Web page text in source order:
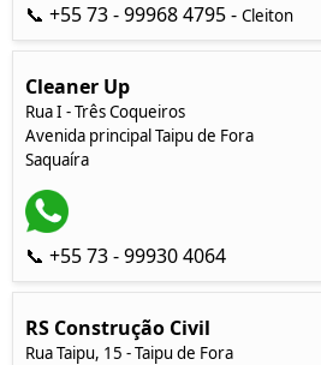
📞 +55 73 - 99968 4795 - Cleiton
Cleaner Up
Rua I - Três Coqueiros
Avenida principal Taipu de Fora
Saquaíra
📞 +55 73 - 99930 4064
RS Construção Civil
Rua Taipu, 15 - Taipu de Fora